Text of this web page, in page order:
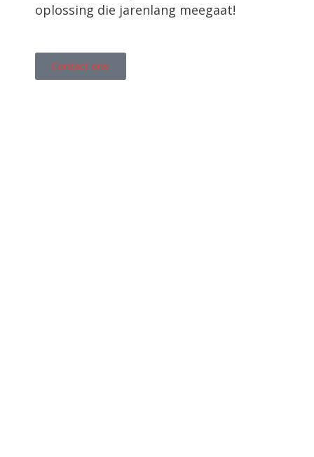
oplossing die jarenlang meegaat!
Contact ons